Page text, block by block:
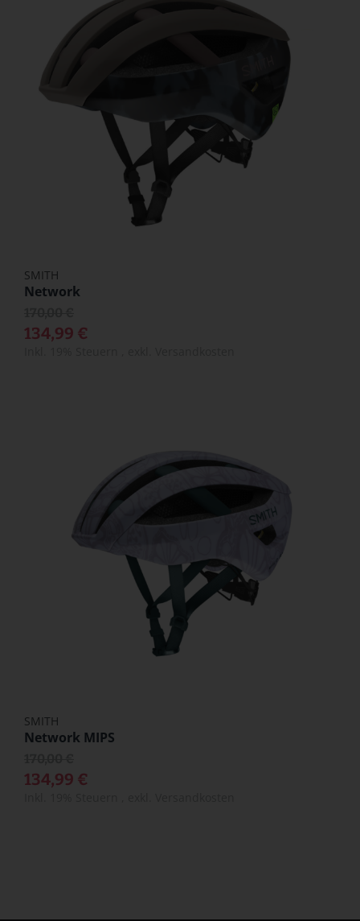
SMITH
Network
134,99 €
SMITH
Network MIPS
134,99 €